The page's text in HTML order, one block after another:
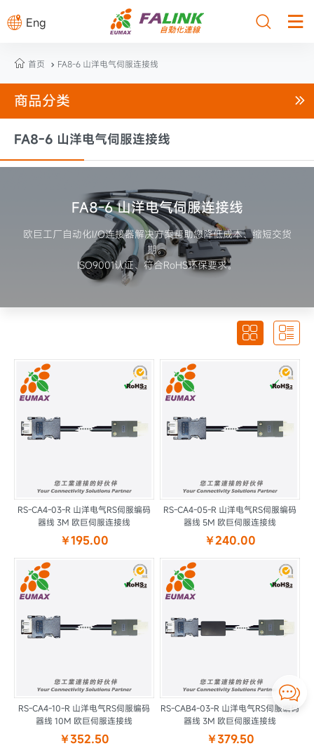
 Eng 


 首页  FA8-6 山洋电气伺服连接线
商品分类 
FA8-6 山洋电气伺服连接线
FA8-6 山洋电气伺服连接线
欧巨工厂自动化I/O连接器解决方案帮助您降低成本、缩短交货
期。
ISO9001认证、符合RoHS环保要求。
 
RS-CA4-03-R 山洋电气RS伺服编码
器线 3M 欧巨伺服连接线
￥195.00
RS-CA4-05-R 山洋电气RS伺服编码
器线 5M 欧巨伺服连接线
￥240.00
RS-CA4-10-R 山洋电气RS伺服编码
器线 10M 欧巨伺服连接线
￥352.50
RS-CAB4-03-R 山洋电气RS伺服编码
器线 3M 欧巨伺服连接线
￥379.50